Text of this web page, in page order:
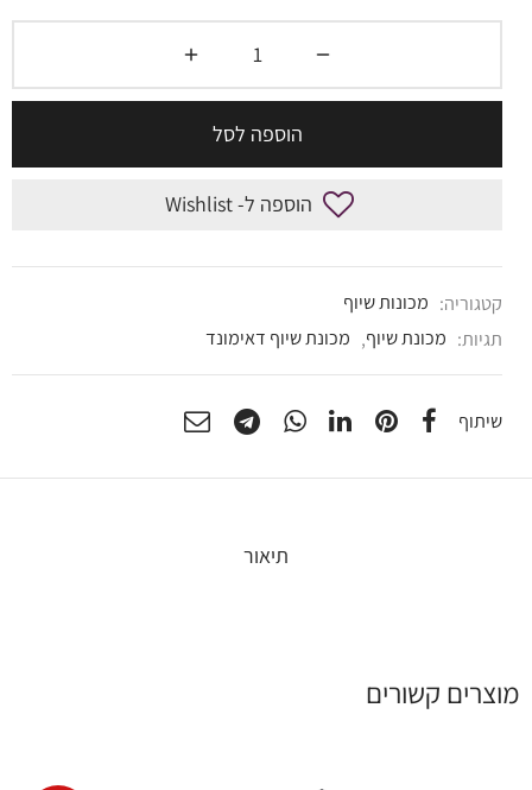
הוספה לסל
הוספה ל- Wishlist
קטגוריה: מכונות שיוף
תגיות: מכונת שיוף, מכונת שיוף דאימונד
שיתוף
תיאור
מוצרים קשורים